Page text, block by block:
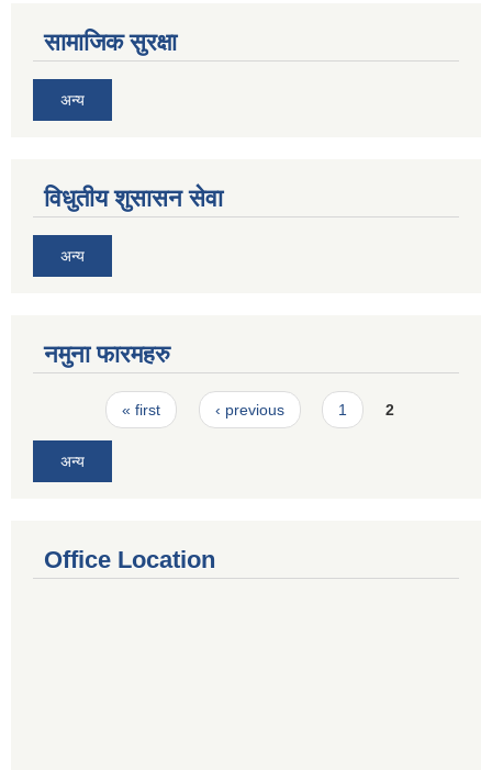
सामाजिक सुरक्षा
अन्य
विधुतीय शुसासन सेवा
अन्य
नमुना फारमहरु
Pages« first ‹ previous 1 2
अन्य
Office Location